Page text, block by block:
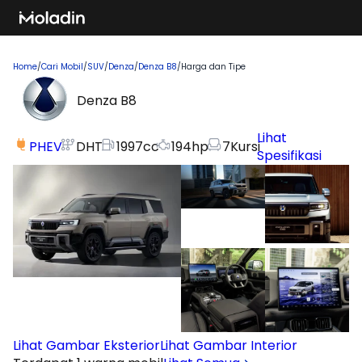
Home/Cari Mobil/SUV/Denza/Denza B8/Harga dan Tipe
Denza B8
PHEV DHT 1997cc 194hp 7KursiLihat
Spesifikasi
Lihat Gambar EksteriorLihat Gambar Interior